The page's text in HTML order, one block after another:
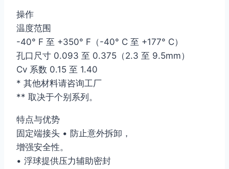
操作
温度范围
-40° F 至 +350° F（-40° C 至 +177° C）
孔口尺寸 0.093 至 0.375（2.3 至 9.5mm）
Cv 系数 0.15 至 1.40
* 其他材料请咨询工厂
** 取决于个别系列。
特点与优势
固定端接头 • 防止意外拆卸，
增强安全性。
• 浮球提供压力辅助密封